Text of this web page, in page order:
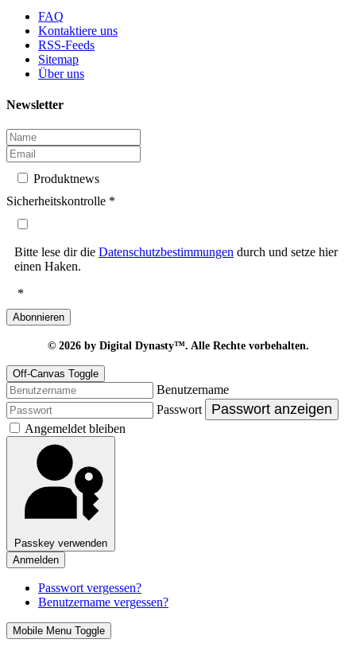
FAQ
Kontaktiere uns
RSS-Feeds
Sitemap
Über uns
Newsletter
Produktnews
Sicherheitskontrolle *
Bitte lese dir die Datenschutzbestimmungen durch und setze hier
einen Haken.
*
Abonnieren
© 2026 by Digital Dynasty™. Alle Rechte vorbehalten.
Off-Canvas Toggle
Benutzername
Passwort
Passwort anzeigen
Angemeldet bleiben
Passkey verwenden
Anmelden
Passwort vergessen?
Benutzername vergessen?
Mobile Menu Toggle